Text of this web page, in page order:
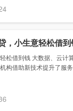
，小生意轻松借到
松借到钱 大数据、云计
构借助新技术提升了服